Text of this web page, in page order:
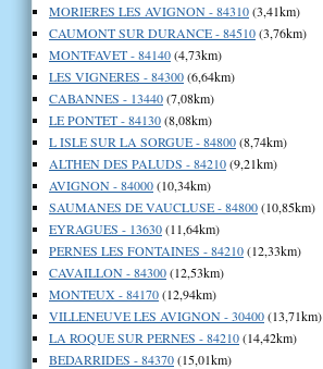
MORIERES LES AVIGNON - 84310(3,41km)
CAUMONT SUR DURANCE - 84510(3,76km)
MONTFAVET - 84140(4,73km)
LES VIGNERES - 84300(6,64km)
CABANNES - 13440(7,08km)
LE PONTET - 84130(8,08km)
L ISLE SUR LA SORGUE - 84800(8,74km)
ALTHEN DES PALUDS - 84210(9,21km)
AVIGNON - 84000(10,34km)
SAUMANES DE VAUCLUSE - 84800(10,85km)
EYRAGUES - 13630(11,64km)
PERNES LES FONTAINES - 84210(12,33km)
CAVAILLON - 84300(12,53km)
MONTEUX - 84170(12,94km)
VILLENEUVE LES AVIGNON - 30400(13,71km)
LA ROQUE SUR PERNES - 84210(14,42km)
BEDARRIDES - 84370(15,01km)